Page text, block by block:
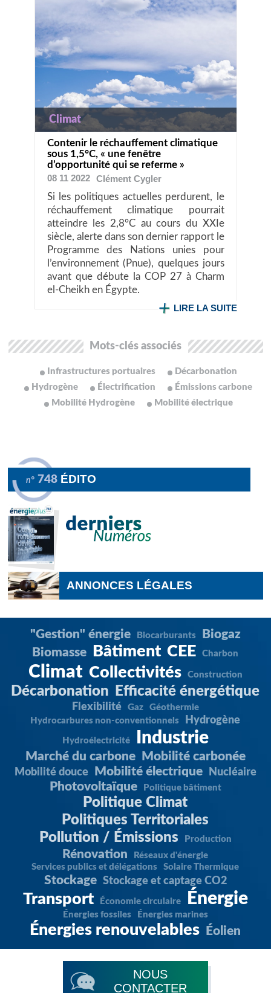
Climat
Contenir le réchauffement climatique
sous 1,5°C, « une fenêtre
d’opportunité qui se referme »
08 11 2022
Clément Cygler
Si les politiques actuelles perdurent, le
réchauffement climatique pourrait
atteindre les 2,8°C au cours du XXIe
siècle, alerte dans son dernier rapport le
Programme des Nations unies pour
l’environnement (Pnue), quelques jours
avant que débute la COP 27 à Charm
el-Cheikh en Égypte.
LIRE LA SUITE
Mots-clés associés
Infrastructures portuaires
Décarbonation
Hydrogène
Électrification
Émissions carbone
Mobilité Hydrogène
Mobilité électrique
n° 748 ÉDITO
ANNONCES LÉGALES
"Gestion" énergie Biocarburants
Biogaz
Biomasse
Bâtiment CEE Charbon
Climat Collectivités Construction
Décarbonation Efficacité énergétique
Flexibilité Gaz
Géothermie
Hydrocarbures non-conventionnels
Hydrogène
Hydroélectricité Industrie
Marché du carbone Mobilité carbonée
Mobilité douce Mobilité électrique Nucléaire
Photovoltaïque Politique bâtiment
Politique Climat
Politiques Territoriales
Pollution / Émissions
Production
Rénovation
Réseaux d'énergie
Services publics et délégations
Solaire Thermique
Stockage Stockage et captage CO2
Transport Économie circulaire Énergie
Énergies fossiles Énergies marines
Énergies renouvelables Éolien
NOUS
CONTACTER